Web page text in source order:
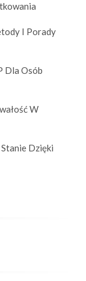
I Porady
Dla Osób
W
Dzięki